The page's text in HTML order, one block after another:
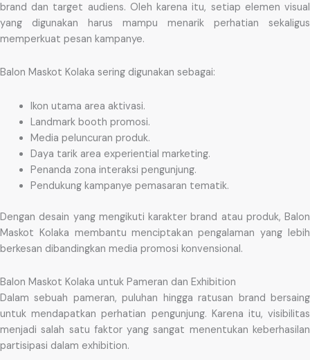
brand dan target audiens. Oleh karena itu, setiap elemen visual
yang digunakan harus mampu menarik perhatian sekaligus
memperkuat pesan kampanye.
Balon Maskot Kolaka sering digunakan sebagai:
Ikon utama area aktivasi.
Landmark booth promosi.
Media peluncuran produk.
Daya tarik area experiential marketing.
Penanda zona interaksi pengunjung.
Pendukung kampanye pemasaran tematik.
Dengan desain yang mengikuti karakter brand atau produk, Balon
Maskot Kolaka membantu menciptakan pengalaman yang lebih
berkesan dibandingkan media promosi konvensional.
Balon Maskot Kolaka untuk Pameran dan Exhibition
Dalam sebuah pameran, puluhan hingga ratusan brand bersaing
untuk mendapatkan perhatian pengunjung. Karena itu, visibilitas
menjadi salah satu faktor yang sangat menentukan keberhasilan
partisipasi dalam exhibition.